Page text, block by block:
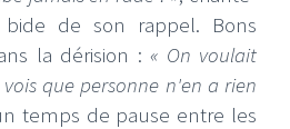
de son rappel. Bons
la dérision :« On voulait
que personne n'en a rien
temps de pause entre les